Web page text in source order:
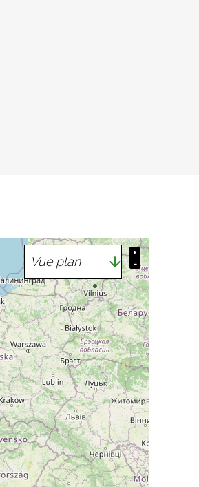
+
−